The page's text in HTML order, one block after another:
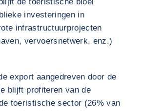
investeringen in
infrastructuurprojecten
vervoersnetwerk, enz.)
export aangedreven door de
blijft profiteren van de
toeristische sector (26% van